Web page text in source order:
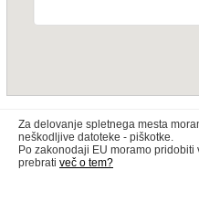
Za delovanje spletnega mesta
neškodljive datoteke - piškotke.
Po zakonodaji EU moramo
prebrati več o tem?